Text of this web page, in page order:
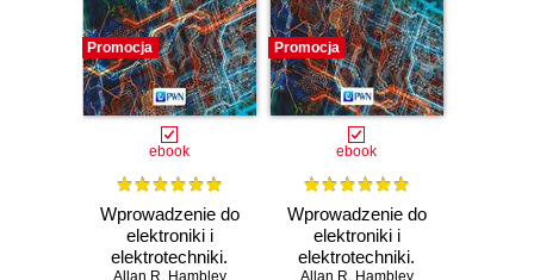
Promocja
ebook
Wprowadzenie do
elektroniki i
elektrotechniki.
Promocja
ebook
Wprowadzenie do
elektroniki i
elektrotechniki.